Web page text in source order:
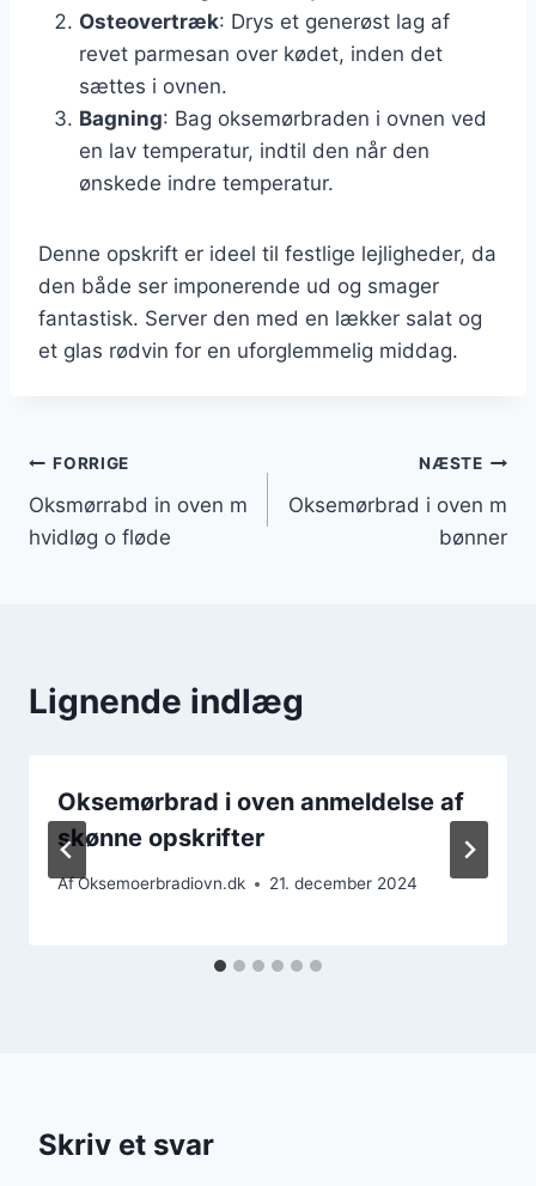
Osteovertræk: Drys et generøst lag af
revet parmesan over kødet, inden det
sættes i ovnen.
Bagning: Bag oksemørbraden i ovnen ved
en lav temperatur, indtil den når den
ønskede indre temperatur.
Denne opskrift er ideel til festlige lejligheder, da
den både ser imponerende ud og smager
fantastisk. Server den med en lækker salat og
et glas rødvin for en uforglemmelig middag.
Indlægsnavigation
FORRIGE
Oksmørrabd in oven m
hvidløg o fløde
NÆSTE
Oksemørbrad i oven m
bønner
Lignende indlæg
Oksemørbrad i oven anmeldelse af
skønne opskrifter
AfOksemoerbradiovn.dk 21. december 2024
Skriv et svar